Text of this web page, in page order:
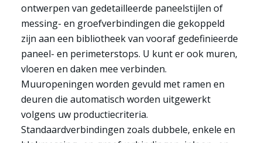
ontwerpen van gedetailleerde paneelstijlen of
messing- en groefverbindingen die gekoppeld
zijn aan een bibliotheek van vooraf gedefinieerde
paneel- en perimeterstops. U kunt er ook muren,
vloeren en daken mee verbinden.
Muuropeningen worden gevuld met ramen en
deuren die automatisch worden uitgewerkt
volgens uw productiecriteria.
Standaardverbindingen zoals dubbele, enkele en